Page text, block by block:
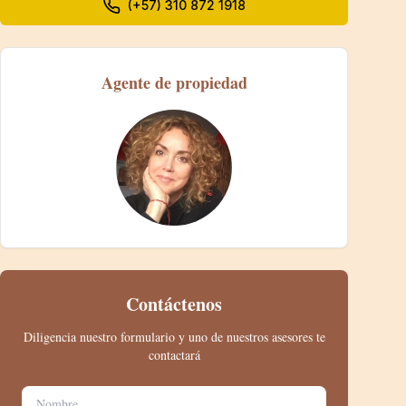
(+57) 310 872 1918
Agente de propiedad
Contáctenos
Diligencia nuestro formulario y uno de nuestros asesores te
contactará